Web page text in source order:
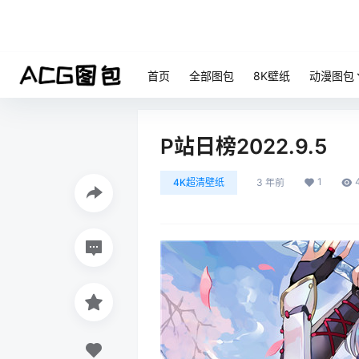
首页 全部图包 8K壁纸 动漫图包
P站日榜2022.9.5
4K超清壁纸 3 年前 1